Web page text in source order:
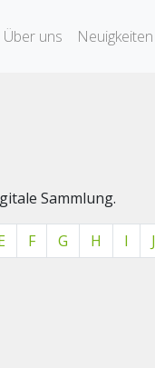
Über uns Neuigkeiten
Sammlung.
F G H I J